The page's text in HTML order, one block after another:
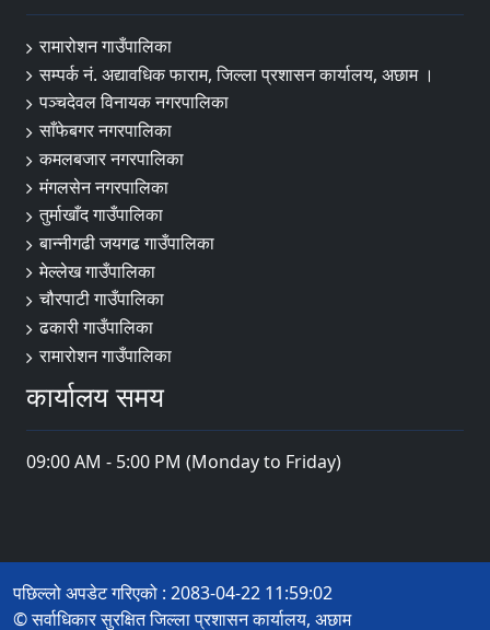
रामारोशन गाउँपालिका
सम्पर्क नं. अद्यावधिक फाराम, जिल्ला प्रशासन कार्यालय, अछाम ।
पञ्चदेवल विनायक नगरपालिका
साँफेबगर नगरपालिका
कमलबजार नगरपालिका
मंगलसेन नगरपालिका
तुर्माखाँद गाउँपालिका
बान्नीगढी जयगढ गाउँपालिका
मेल्लेख गाउँपालिका
चौरपाटी गाउँपालिका
ढकारी गाउँपालिका
रामारोशन गाउँपालिका
कार्यालय समय
09:00 AM - 5:00 PM (Monday to Friday)
पछिल्लो अपडेट गरिएको : 2083-04-22 11:59:02
© सर्वाधिकार सुरक्षित जिल्ला प्रशासन कार्यालय, अछाम